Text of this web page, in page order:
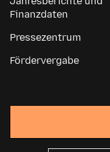
Finanzdaten
Pressezentrum
Fördervergabe